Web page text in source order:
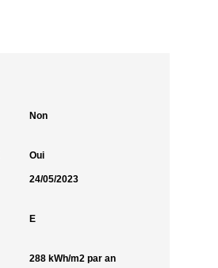
Non
Oui
24/05/2023
E
288 kWh/m2 par an